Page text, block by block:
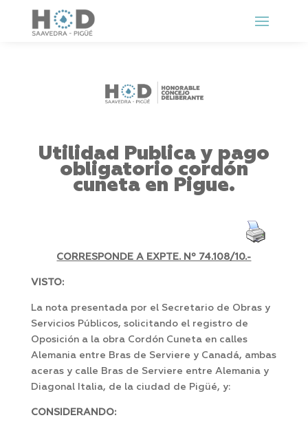
Utilidad Publica y pago
obligatorio cordón
cuneta en Pigue.
CORRESPONDE A EXPTE. Nº 74.108/10.-
VISTO:
La nota presentada por el Secretario de Obras y
Servicios Públicos, solicitando el registro de
Oposición a la obra Cordón Cuneta en calles
Alemania entre Bras de Serviere y Canadá, ambas
aceras y calle Bras de Serviere entre Alemania y
Diagonal Italia, de la ciudad de Pigüé, y:
CONSIDERANDO: